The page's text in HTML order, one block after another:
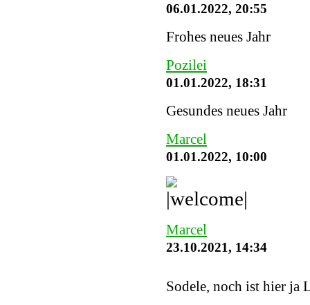
06.01.2022, 20:55
Frohes neues Jahr
Pozilei
01.01.2022, 18:31
Gesundes neues Jahr
Marcel
01.01.2022, 10:00
Marcel
23.10.2021, 14:34
Sodele, noch ist hier ja